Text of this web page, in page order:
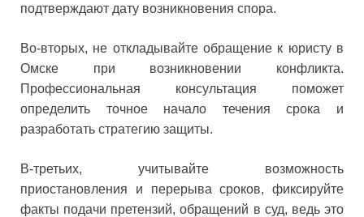
подтверждают дату возникновения спора.
Во-вторых, не откладывайте обращение к юристу в
Омске при возникновении конфликта.
Профессиональная консультация поможет
определить точное начало течения срока и
разработать стратегию защиты.
В-третьих, учитывайте возможность
приостановления и перерыва сроков, фиксируйте
факты подачи претензий, обращений в суд, ведь это